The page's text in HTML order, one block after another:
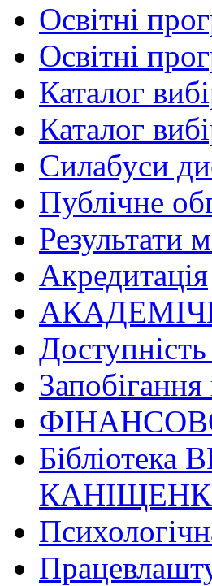
Освітні
Освітні
Каталог
Каталог
Силабуси
Публічне
Результати
Акредитація